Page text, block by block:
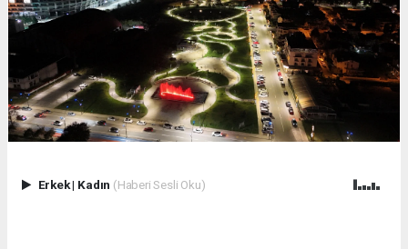
Erkek| Kadın (Haberi Sesli Oku)